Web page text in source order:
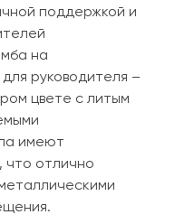
поддержкой и
на
руководителя –
цвете с литым
имеют
что отлично